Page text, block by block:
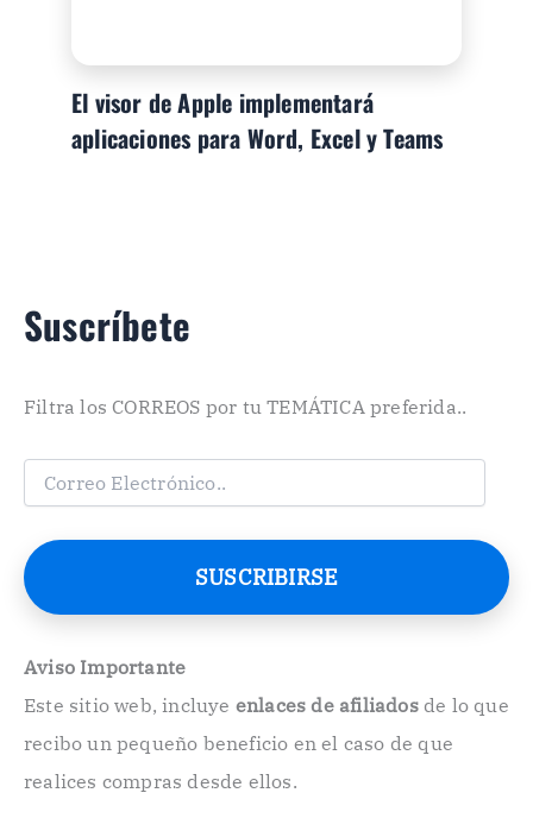
El visor de Apple implementará
aplicaciones para Word, Excel y Teams
Suscríbete
Filtra los CORREOS por tu TEMÁTICA preferida..
C
e
o
e
t
ó
n
SUSCRIBIRSE
Aviso Importante
Este sitio web, incluye enlaces de afiliadosde lo que
recibo un pequeño beneficio en el caso de que
realices compras desde ellos.